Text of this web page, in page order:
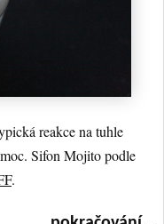
reakce na tuhle
Sifon Mojito podle
.